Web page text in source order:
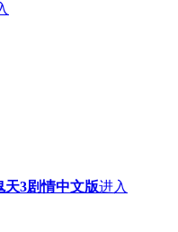
天3剧情中文版进入